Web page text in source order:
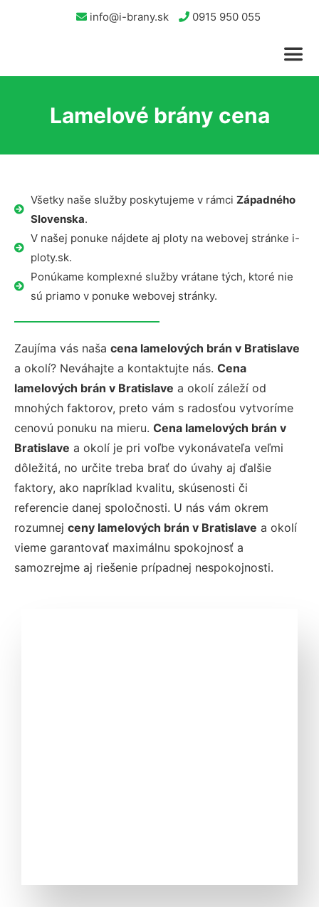
info@i-brany.sk 0915 950 055
Lamelové brány cena
Všetky naše služby poskytujeme v rámci Západného
Slovenska.
V našej ponuke nájdete aj ploty na webovej stránke i-
ploty.sk.
Ponúkame komplexné služby vrátane tých, ktoré nie
sú priamo v ponuke webovej stránky.
Zaujíma vás naša cena lamelových brán v Bratislave
a okolí? Neváhajte a kontaktujte nás. Cena
lamelových brán v Bratislave a okolí záleží od
mnohých faktorov, preto vám s radosťou vytvoríme
cenovú ponuku na mieru. Cena lamelových brán v
Bratislave a okolí je pri voľbe vykonávateľa veľmi
dôležitá, no určite treba brať do úvahy aj ďalšie
faktory, ako napríklad kvalitu, skúsenosti či
referencie danej spoločnosti. U nás vám okrem
rozumnej ceny lamelových brán v Bratislave a okolí
vieme garantovať maximálnu spokojnosť a
samozrejme aj riešenie prípadnej nespokojnosti.